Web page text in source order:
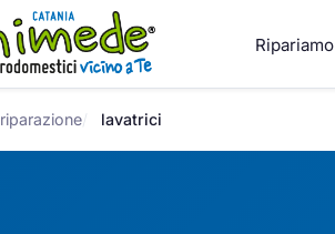
Ripariamo
riparazione lavatrici